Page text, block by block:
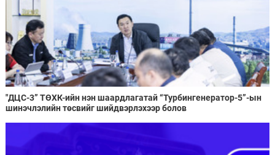
"ДЦС-3” ТӨХК-ийн нэн шаардлагатай “Турбингенератор-5”-ын
шинэчлэлийн төсвийг шийдвэрлэхээр болов